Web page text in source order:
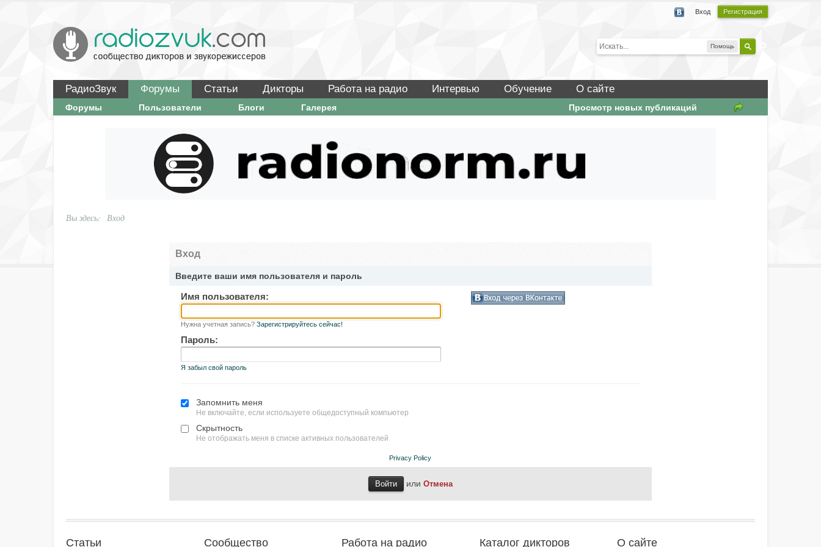
Вход Регистрация
Помощь
РадиоЗвук Форумы Статьи Дикторы Работа на радио Интервью Обучение О сайте
Просмотр новых публикаций
Форумы Пользователи Блоги Галерея
Вы здесь: Вход
Вход
Введите ваши имя пользователя и пароль
Имя пользователя:
Нужна учетная запись?Зарегистрируйтесь сейчас!
Пароль:
Я забыл свой пароль
Запомнить меня
Не включайте, если используете общедоступный компьютер
Скрытность
Не отображать меня в списке активных пользователей
Privacy Policy
или Отмена
Статьи Сообщество Работа на радио Каталог дикторов О сайте